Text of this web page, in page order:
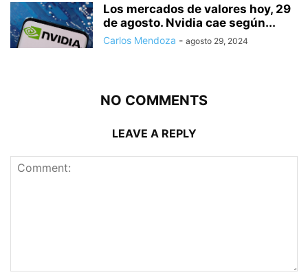
Los mercados de valores hoy, 29
de agosto. Nvidia cae según...
Carlos Mendoza - agosto 29, 2024
NO COMMENTS
LEAVE A REPLY